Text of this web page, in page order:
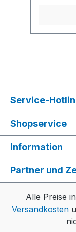
ng) • Frei von Kieselsäure (Silicic
Service-
Shopservice
Information
Partner und
Alle Preise
Versandkosten